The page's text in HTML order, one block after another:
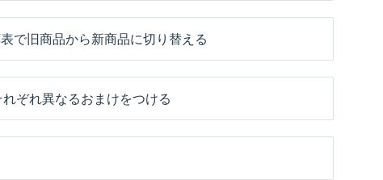
で旧商品から新商品に切り替える
ぞれ異なるおまけをつける